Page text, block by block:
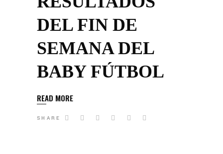
DEL FIN DE
SEMANA DEL
BABY FÚTBOL
READ MORE
SHARE